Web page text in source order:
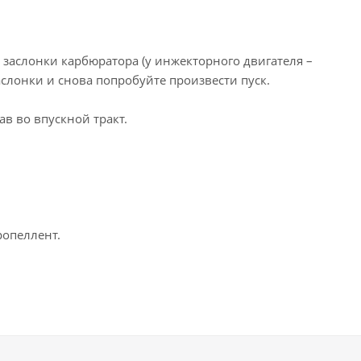
карбюратора (у инжекторного двигателя –
и снова попробуйте произвести пуск.
во впускной тракт.